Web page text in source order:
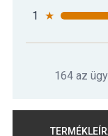
1
★
164 az